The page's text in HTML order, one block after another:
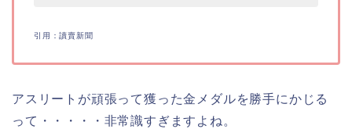
引用：讀賣新聞
アスリートが頑張って獲った金メダルを勝手にかじる
って・・・・・非常識すぎますよね。